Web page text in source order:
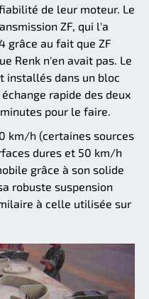
de leur moteur. Le
ZF, qui l'a
grâce au fait que ZF
Renk n'en avait pas. Le
installés dans un bloc
rapide des deux
pour le faire.
km/h (certaines sources
dures et 50 km/h
grâce à son solide
robuste suspension
à celle utilisée sur